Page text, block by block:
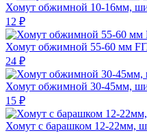
Хомут обжимной 10-16мм,
12 ₽
Хомут обжимной 55-60 мм
24 ₽
Хомут обжимной 30-45мм,
15 ₽
Хомут с барашком 12-22мм,